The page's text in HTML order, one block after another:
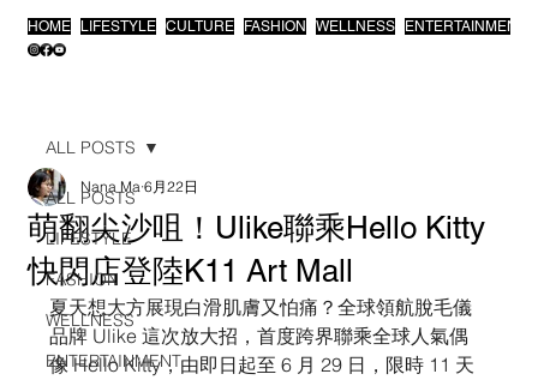
HOME LIFESTYLE CULTURE FASHION WELLNESS ENTERTAINMENT
ALL POSTS
LIFESTYLE
FASHION
WELLNESS
ENTERTAINMENT
ALL POSTS
萌翻尖沙咀！Ulike聯乘Hello Kitty
快閃店登陸K11 Art Mall
Nana Ma 6月22日
夏天想大方展現白滑肌膚又怕痛？全球領航脫毛儀
品牌 Ulike 這次放大招，首度跨界聯乘全球人氣偶
像 Hello Kitty，由即日起至 6 月 29 日，限時 11 天